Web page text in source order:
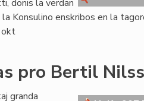
donis la verdan
la Konsulino enskribos en la
okt
pro Bertil
granda